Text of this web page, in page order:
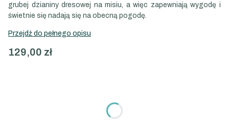
grubej dzianiny dresowej na misiu, a więc zapewniają wygodę i
świetnie się nadają się na obecną pogodę.
Przejdź do pełnego opisu
Cena
129,00 zł